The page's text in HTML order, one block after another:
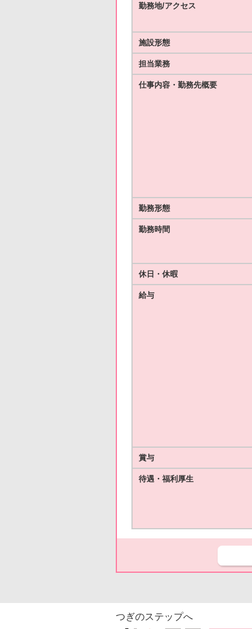
勤務地/アクセス
施設形態
担当業務
仕事内容・勤務先概要
勤務形態
勤務時間
休日・休暇
給与
賞与
待遇・福利厚生
つぎのステップへ